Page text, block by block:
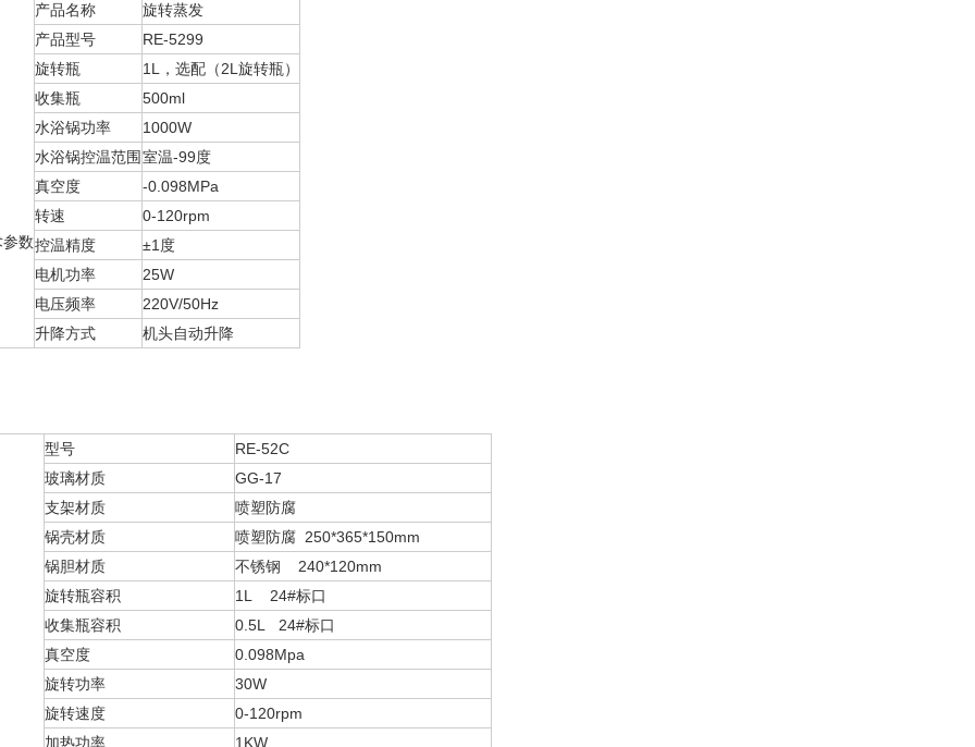
数
产品名称
旋转蒸发
产品型号
RE-5299
旋转瓶
1L，选配（2L旋转瓶）
收集瓶
500ml
水浴锅功率
1000W
水浴锅控温范围室温-99度
真空度
-0.098MPa
转速
0-120rpm
控温精度
±1度
电机功率
25W
电压频率
220V/50Hz
升降方式
机头自动升降
型号
RE-52C
玻璃材质
GG-17
支架材质
喷塑防腐
锅壳材质
喷塑防腐 250*365*150mm
锅胆材质
不锈钢 240*120mm
旋转瓶容积
1L 24#标口
收集瓶容积
0.5L 24#标口
真空度
0.098Mpa
旋转功率
30W
旋转速度
0-120rpm
加热功率
1KW